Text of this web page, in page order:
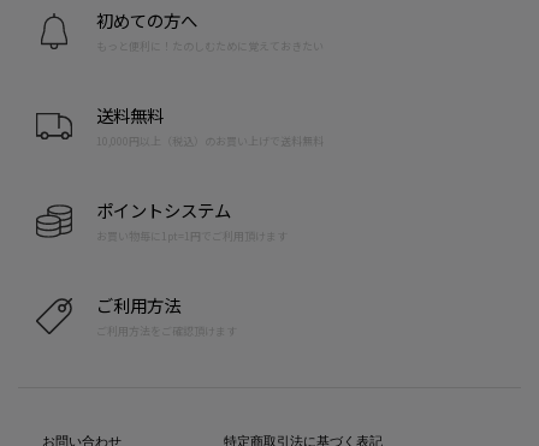
初めての方へ
もっと便利に！たのしむために覚えておきたい
送料無料
10,000円以上（税込）のお買い上げで送料無料
ポイントシステム
お買い物毎に1pt=1円でご利用頂けます
ご利用方法
ご利用方法をご確認頂けます
お問い合わせ
特定商取引法に基づく表記